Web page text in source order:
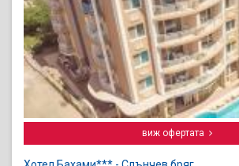
виж офертата